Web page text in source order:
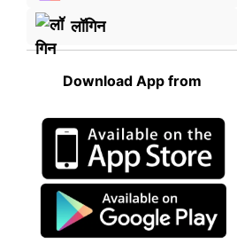
लॉगिन
Download App from